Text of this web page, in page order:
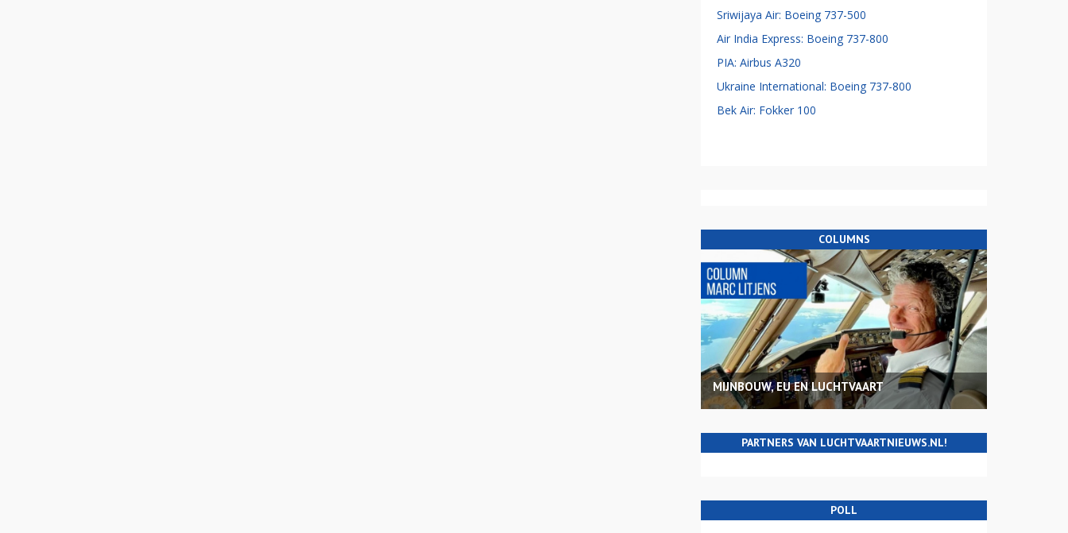
Sriwijaya Air: Boeing 737-500
Air India Express: Boeing 737-800
PIA: Airbus A320
Ukraine International: Boeing 737-800
Bek Air: Fokker 100
COLUMNS
MIJNBOUW, EU EN LUCHTVAART
PARTNERS VAN LUCHTVAARTNIEUWS.NL!
POLL